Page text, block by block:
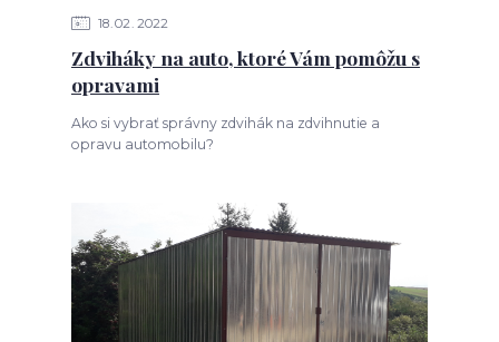
18 02 2022
Zdviháky na auto, ktoré Vám pomôžu s
opravami
Ako si vybrať správny zdvihák na zdvihnutie a
opravu automobilu?